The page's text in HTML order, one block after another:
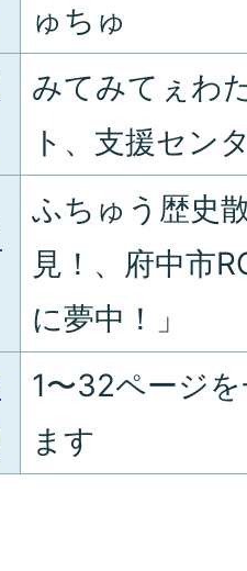
ゅちゅ
みてみてぇわ
ト、支援セン
ふちゅう歴史
見！、府中市
に夢中！」
1〜32ページ
ます